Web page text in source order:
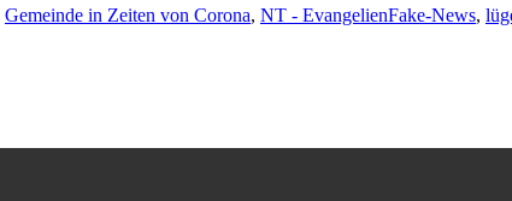
Gemeinde in Zeiten von Corona, NT - EvangelienFake-News,